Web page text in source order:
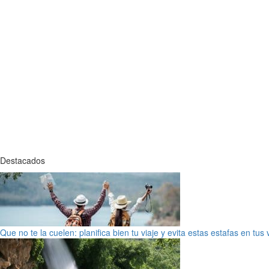
Destacados
Que no te la cuelen: planifica bien tu viaje y evita estas estafas en tus